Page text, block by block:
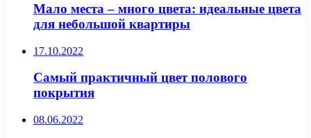
Мало места – много цвета: идеальные цвета
для небольшой квартиры
17.10.2022
Самый практичный цвет полового
покрытия
08.06.2022